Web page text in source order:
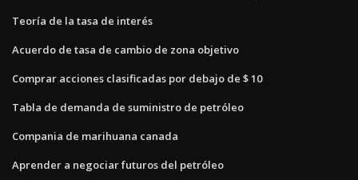
Teoría de la tasa de interés
Acuerdo de tasa de cambio de zona objetivo
Comprar acciones clasificadas por debajo de $ 10
Tabla de demanda de suministro de petróleo
Compania de marihuana canada
Aprender a negociar futuros del petróleo